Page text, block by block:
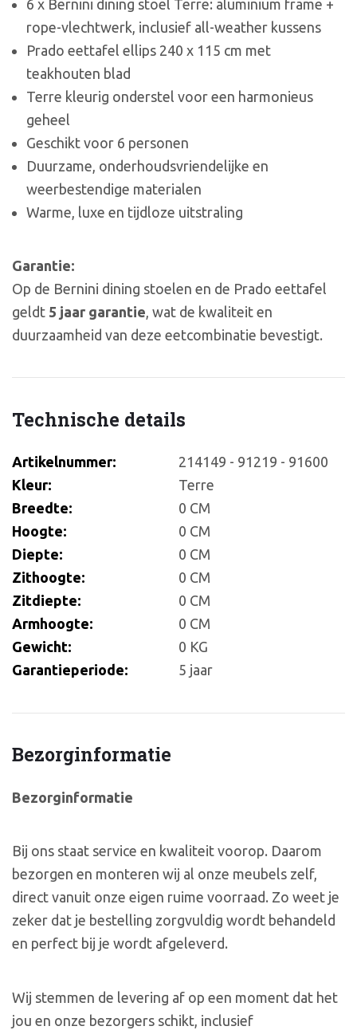
6 x Bernini dining stoel Terre: aluminium frame +
rope-vlechtwerk, inclusief all-weather kussens
Prado eettafel ellips 240 x 115 cm met
teakhouten blad
Terre kleurig onderstel voor een harmonieus
geheel
Geschikt voor 6 personen
Duurzame, onderhoudsvriendelijke en
weerbestendige materialen
Warme, luxe en tijdloze uitstraling
Garantie:
Op de Bernini dining stoelen en de Prado eettafel
geldt 5 jaar garantie, wat de kwaliteit en
duurzaamheid van deze eetcombinatie bevestigt.
Technische details
Artikelnummer:
214149 - 91219 - 91600
Kleur:
Terre
Breedte:
0 CM
Hoogte:
0 CM
Diepte:
0 CM
Zithoogte:
0 CM
Zitdiepte:
0 CM
Armhoogte:
0 CM
Gewicht:
0 KG
Garantieperiode:
5 jaar
Bezorginformatie
Bezorginformatie
Bij ons staat service en kwaliteit voorop. Daarom
bezorgen en monteren wij al onze meubels zelf,
direct vanuit onze eigen ruime voorraad. Zo weet je
zeker dat je bestelling zorgvuldig wordt behandeld
en perfect bij je wordt afgeleverd.
Wij stemmen de levering af op een moment dat het
jou en onze bezorgers schikt, inclusief